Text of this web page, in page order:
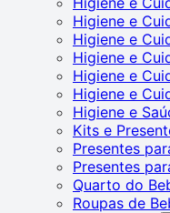
Higiene e
Higiene e
Higiene e
Higiene e
Higiene e
Higiene e
Kits e
Presentes
Presentes
Quarto do
Roupas de